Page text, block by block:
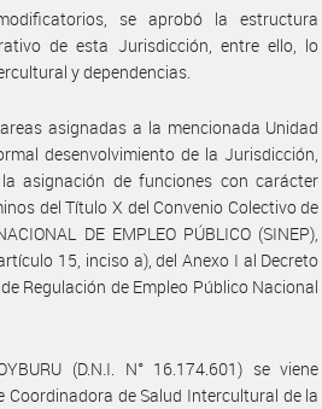
se aprobó la estructura
de esta Jurisdicción, entre ello, lo
y dependencias.
asignadas a la mencionada Unidad
desenvolvimiento de la Jurisdicción,
asignación de funciones con carácter
del Título X del Convenio Colectivo de
DE EMPLEO PÚBLICO (SINEP),
15, inciso a), del Anexo I al Decreto
Regulación de Empleo Público Nacional
(D.N.I. N° 16.174.601) se viene
de Salud Intercultural de la